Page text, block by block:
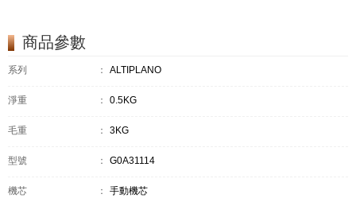
商品參數
系列 ： ALTIPLANO
淨重 ： 0.5KG
毛重 ： 3KG
型號 ： G0A31114
機芯 ： 手動機芯